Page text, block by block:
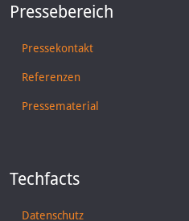
Pressebereich
Pressekontakt
Referenzen
Pressematerial
Techfacts
Datenschutz